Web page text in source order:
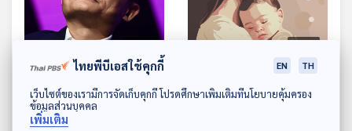
ดาวน์โหลด Thai PBS Podcast Application
16:03
EP. 602: ทิศทางเศรษฐกิจ
จีนหลัง แจ็ค หม่า ปรากฎ
ตัว
เศรษฐกิจติดบ้าน
16:03
EP. 603: อนาคตสังคมไทย
เมื่อคนรุ่นใหม่ไม่อยากมีลูก
ไทยพีบีเอสใช้คุกกี้ EN TH
เว็บไซต์ของเรามีการจัดเก็บคุกกี้ โปรดศึกษาเพิ่มเติมที่นโยบายคุ้มครอง
ข้อมูลส่วนบุคคล
เพิ่มเติม